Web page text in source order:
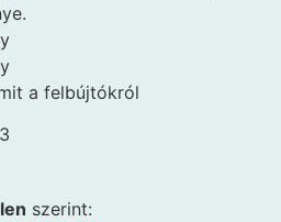
a felbújtókról
3
szerint: